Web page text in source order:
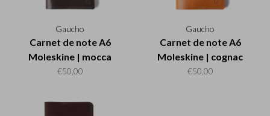
Gaucho
Carnet de note A6
Moleskine | mocca
€50,00
Gaucho
Carnet de note A6
Moleskine | cognac
€50,00